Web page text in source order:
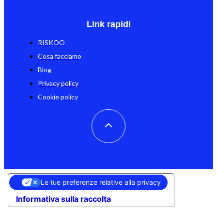
Link rapidi
RISKOO
Cosa facciamo
Blog
Privacy policy
Cookie policy
Informativa sulla raccolta
Le tue preferenze relative alla privacy